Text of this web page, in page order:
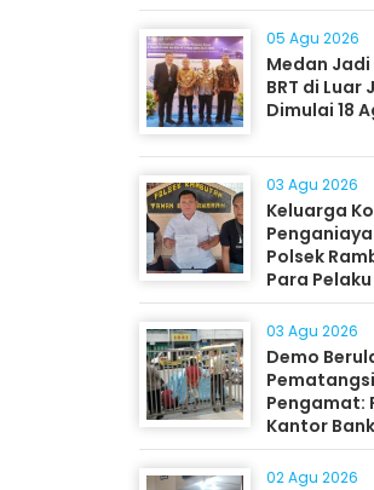
05 Agu 2026
Medan
BRT di
Dimulai 18
03 Agu 2026
Keluarga
Polsek
Para
Ditangkap
03 Agu 2026
Demo
Pengamat:
Kantor
Ekonomi
02 Agu 2026